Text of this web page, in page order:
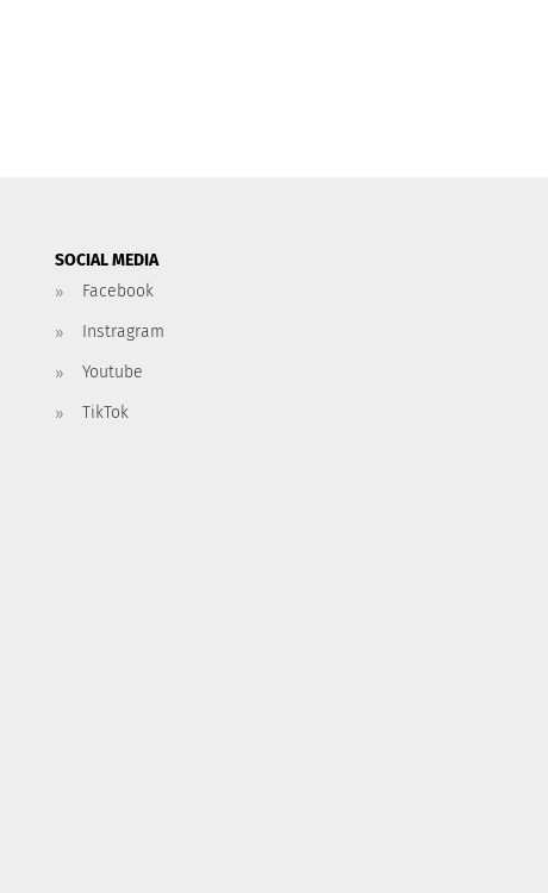
SOCIAL MEDIA
Facebook
Instragram
Youtube
TikTok